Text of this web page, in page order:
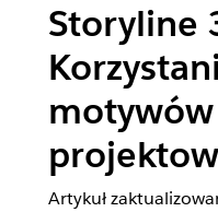
Storyline
motywów
Artykuł